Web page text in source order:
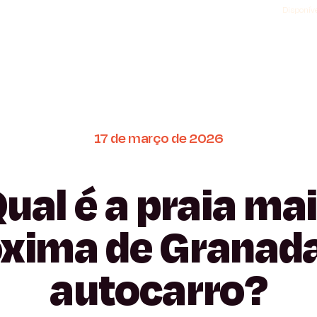
17demarçode2026
éapraia
de
autocarro?